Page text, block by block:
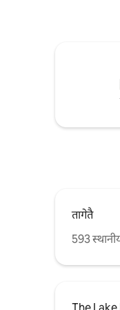
करने वाली
तागेतै
593